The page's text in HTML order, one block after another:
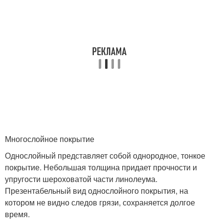
Многослойное покрытие
Однослойный представляет собой однородное, тонкое
покрытие. Небольшая толщина придает прочности и
упругости шероховатой части линолеума.
Презентабельный вид однослойного покрытия, на
котором не видно следов грязи, сохраняется долгое
время.